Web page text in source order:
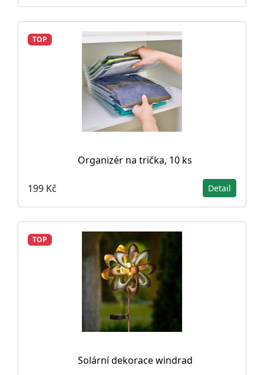
TOP
Organizér na trička, 10 ks
199 Kč Detail
TOP
Solární dekorace windrad